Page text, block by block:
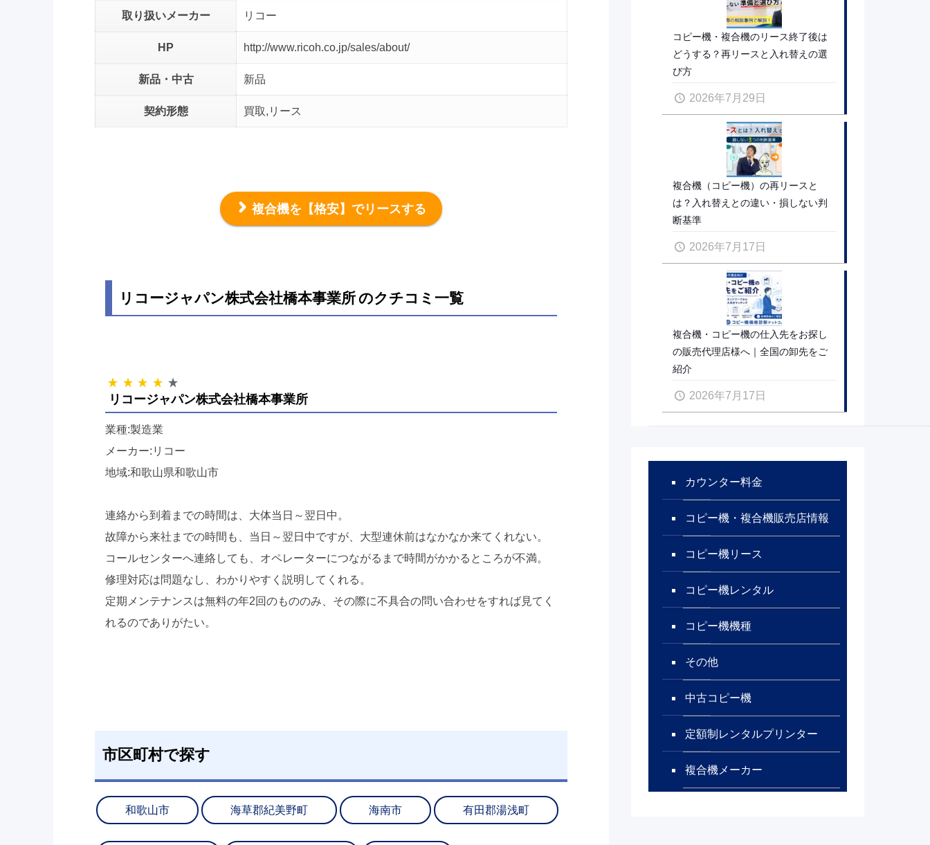
取り扱いメーカー リコー
HP http://www.ricoh.co.jp/sales/about/
新品・中古 新品
契約形態 買取,リース
複合機を 【格安】でリースする
リコージャパン株式会社橋本事業所 のクチコミ一覧
リコージャパン株式会社橋本事業所
業種:製造業
メーカー:リコー
地域:和歌山県和歌山市
連絡から到着までの時間は、大体当日～翌日中。
故障から来社までの時間も、当日～翌日中ですが、大型連休前はなかなか来てくれない。
コールセンターへ連絡しても、オペレーターにつながるまで時間がかかるところが不満。
修理対応は問題なし、わかりやすく説明してくれる。
定期メンテナンスは無料の年2回のもののみ、その際に不具合の問い合わせをすれば見てく
れるのでありがたい。
市区町村で探す
和歌山市 海草郡紀美野町 海南市 有田郡湯浅町
コピー機・複合機のリース終了後は
どうする？再リースと入れ替えの選
び方
2026年7月29日
複合機（コピー機）の再リースと
は？入れ替えとの違い・損しない判
断基準
2026年7月17日
複合機・コピー機の仕入先をお探し
の販売代理店様へ｜全国の卸先をご
紹介
2026年7月17日
カウンター料金
コピー機・複合機販売店情報
コピー機リース
コピー機レンタル
コピー機機種
その他
中古コピー機
定額制レンタルプリンター
複合機メーカー